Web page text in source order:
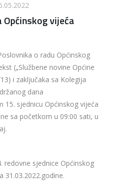
vijeća
o radu Općinskog
(„Službene novine Općine
i zaključaka sa Kolegija
dana
15. sjednicu Općinskog vijeća
sa početkom u 09:00 sati, u
redovne sjednice Općinskog
31.03.2022.godine.